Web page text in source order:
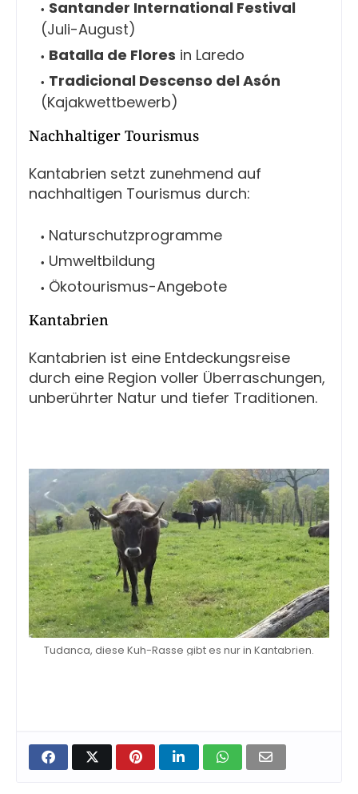
Santander International Festival
(Juli-August)
Batalla de Flores in Laredo
Tradicional Descenso del Asón
(Kajakwettbewerb)
Nachhaltiger Tourismus
Kantabrien setzt zunehmend auf
nachhaltigen Tourismus durch:
Naturschutzprogramme
Umweltbildung
Ökotourismus-Angebote
Kantabrien
Kantabrien ist eine Entdeckungsreise
durch eine Region voller Überraschungen,
unberührter Natur und tiefer Traditionen.
Tudanca, diese Kuh-Rasse gibt es nur in Kantabrien.